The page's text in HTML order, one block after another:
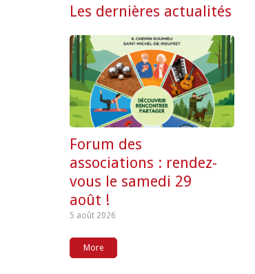
Les dernières actualités
Forum des
associations : rendez-
vous le samedi 29
août !
5 août 2026
More